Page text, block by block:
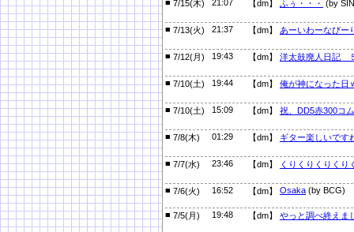
■ 7/15(木) 21:07 【dm】 ふぅ・・・ (by
■ 7/13(火) 21:37 【dm】 あーいわーなびー
■ 7/12(月) 19:43 【dm】 洋太鼓廃人日記
■ 7/10(土) 19:44 【dm】 俺が神になった日
■ 7/10(土) 15:09 【dm】 祝、DD5赤300コ
■ 7/8(木) 01:29 【dm】 ギター楽しいです
■ 7/7(水) 23:46 【dm】 くりくりくりくり
■ 7/6(火) 16:52 【dm】 Osaka (by BCG)
■ 7/5(月) 19:48 【dm】 やっと調べ終えま